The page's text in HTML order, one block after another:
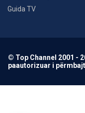
Guida TV
© Top Channel 2001 -
paautorizuar i